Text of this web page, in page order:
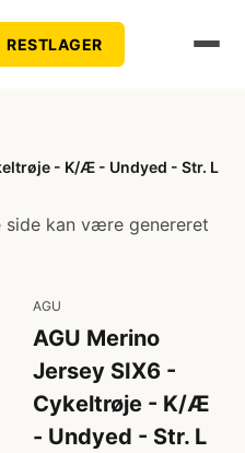
RESTLAGER
- K/Æ - Undyed - Str. L
side kan være genereret
AGU
AGU Merino
Jersey SIX6 -
Cykeltrøje - K/Æ
- Undyed - Str. L